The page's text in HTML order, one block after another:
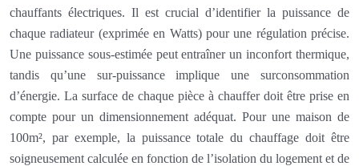
chauffants électriques. Il est crucial d’identifier la puissance de
chaque radiateur (exprimée en Watts) pour une régulation précise.
Une puissance sous-estimée peut entraîner un inconfort thermique,
tandis qu’une sur-puissance implique une surconsommation
d’énergie. La surface de chaque pièce à chauffer doit être prise en
compte pour un dimensionnement adéquat. Pour une maison de
100m², par exemple, la puissance totale du chauffage doit être
soigneusement calculée en fonction de l’isolation du logement et de